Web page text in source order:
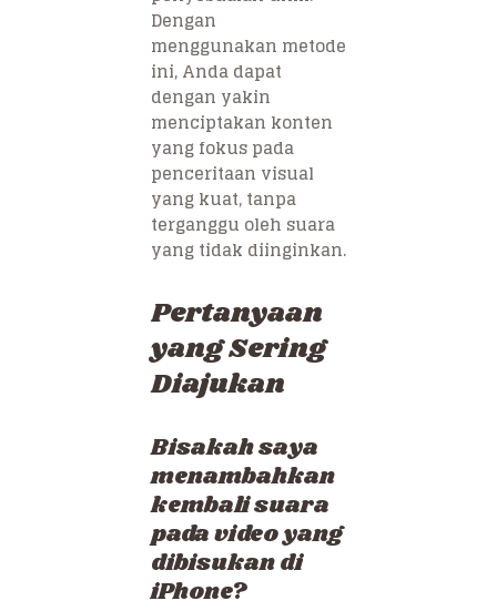
Dengan
menggunakan metode
ini, Anda dapat
dengan yakin
menciptakan konten
yang fokus pada
penceritaan visual
yang kuat, tanpa
terganggu oleh suara
yang tidak diinginkan.
Pertanyaan
yang Sering
Diajukan
Bisakah saya
menambahkan
kembali suara
pada video yang
dibisukan di
iPhone?